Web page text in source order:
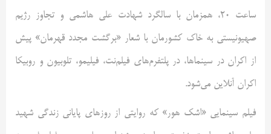
ساعت 20، همزمان با سالگرد شهادت علی هاشمی و تجاوز رژیم
صهیونیستی به خاک کشورمان با شعار «برگشت مجدد قهرمان» پیش
از اکران در سینماها، در پلتفرم‌های فیلم‌نت، فیلیمو، تلوبیون و روبیکا
اکران آنلاین می‌شود.
فیلم سینمایی «اشک هور» که روایتی از روزهای پایانی زندگی شهید